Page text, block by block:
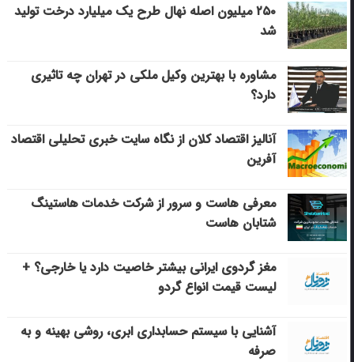
۲۵۰ میلیون اصله نهال طرح یک میلیارد درخت تولید
شد
مشاوره با بهترین وکیل ملکی در تهران چه تاثیری
دارد؟
آنالیز اقتصاد کلان از نگاه سایت خبری تحلیلی اقتصاد
آفرین
معرفی هاست و سرور از شرکت خدمات هاستینگ
شتابان هاست
مغز گردوی ایرانی بیشتر خاصیت دارد یا خارجی؟ +
لیست قیمت انواع گردو
آشنایی با سیستم حسابداری ابری، روشی بهینه و به
صرفه